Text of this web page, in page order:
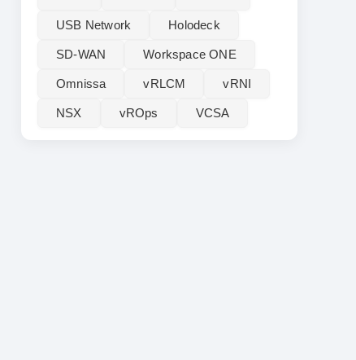
USB Network Holodeck
SD-WAN Workspace ONE
Omnissa vRLCM vRNI
NSX vROps VCSA